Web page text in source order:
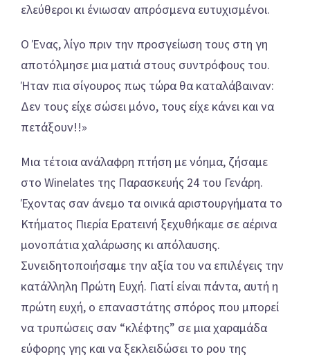
ελεύθεροι κι ένιωσαν απρόσμενα ευτυχισμένοι.
Ο Ένας, λίγο πριν την προσγείωση τους στη γη
αποτόλμησε μια ματιά στους συντρόφους του.
Ήταν πια σίγουρος πως τώρα θα καταλάβαιναν:
Δεν τους είχε σώσει μόνο, τους είχε κάνει και να
πετάξουν!!»
Μια τέτοια ανάλαφρη πτήση με νόημα, ζήσαμε
στο Winelates της Παρασκευής 24 του Γενάρη.
Έχοντας σαν άνεμο τα οινικά αριστουργήματα το
Κτήματος Πιερία Ερατεινή ξεχυθήκαμε σε αέρινα
μονοπάτια χαλάρωσης κι απόλαυσης.
Συνειδητοποιήσαμε την αξία του να επιλέγεις την
κατάλληλη Πρώτη Ευχή. Γιατί είναι πάντα, αυτή η
πρώτη ευχή, ο επαναστάτης σπόρος που μπορεί
να τρυπώσεις σαν “κλέφτης” σε μια χαραμάδα
εύφορης γης και να ξεκλειδώσει το ρου της